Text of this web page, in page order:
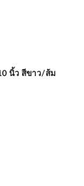
นิ้ว สีขาว/ส้ม